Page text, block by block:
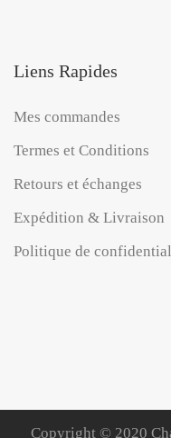
Liens Rapides
Mes commandes
Termes et Conditions
Retours et échanges
Expédition & Livraison
Politique de
Copyright © 2020